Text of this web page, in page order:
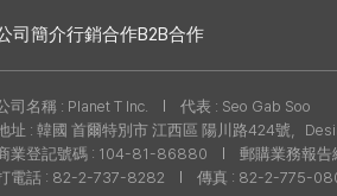
司簡介行銷合作B2B合作
司名稱 : Planet T Inc.
代表 : Seo Gab Soo
址 : 韓國 首爾特別市 江西區 陽川路424號，
業登記號碼 : 104-81-86880
郵購業務報告
電話 : 82-2-737-8282
傳真 : 82-2-775-